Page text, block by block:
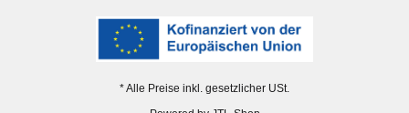
* Alle Preise inkl. gesetzlicher USt.